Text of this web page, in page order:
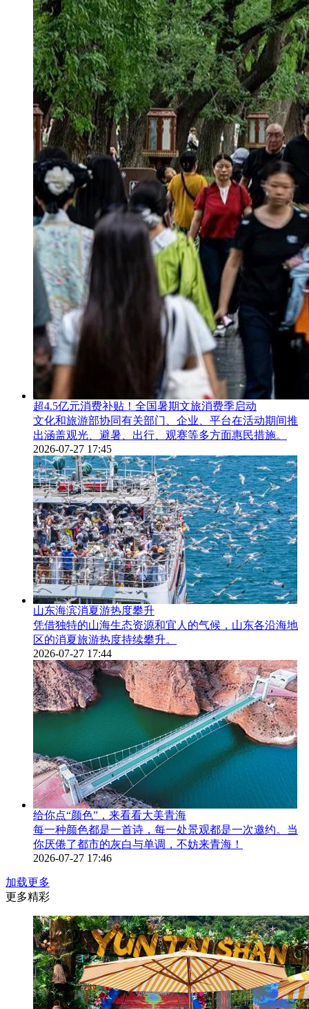
超4.5亿元消费补贴！全国暑期文旅消费季启动
文化和旅游部协同有关部门、企业、平台在活动期间推
出涵盖观光、避暑、出行、观赛等多方面惠民措施。
2026-07-27 17:45
山东海滨消夏游热度攀升
凭借独特的山海生态资源和宜人的气候，山东各沿海地
区的消夏旅游热度持续攀升。
2026-07-27 17:44
给你点“颜色”，来看看大美青海
每一种颜色都是一首诗，每一处景观都是一次邀约。当
你厌倦了都市的灰白与单调，不妨来青海！
2026-07-27 17:46
加载更多
更多精彩